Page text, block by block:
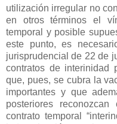
utilización irregular no
en otros términos el
temporal y posible
este punto, es
jurisprudencial de 22 de
contratos de interinidad
que, pues, se cubra la
importantes y que
posteriores
contrato temporal